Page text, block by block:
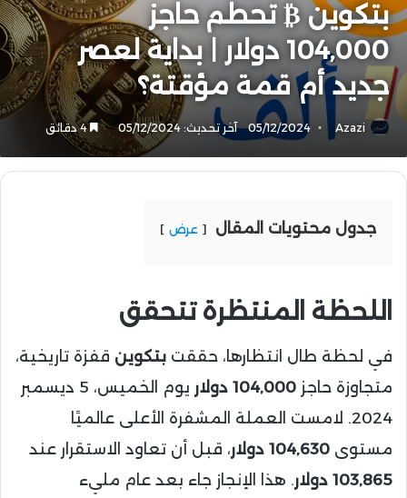
بتكوين ₿ تحطم حاجز
104,000 دولار | بداية لعصر
جديد أم قمة مؤقتة؟
Azazi
05/12/2024 آخر تحديث: 05/12/2024 4 دقائق
جدول محتويات المقال عرض
اللحظة المنتظرة تتحقق
في لحظة طال انتظارها، حققت بتكوين قفزة تاريخية،
متجاوزة حاجز 104,000 دولار
يوم الخميس، 5 ديسمبر
2024. لامست العملة المشفرة الأعلى عالميًا
مستوى 104,630 دولار
، قبل أن تعاود الاستقرار عند
103,865 دولار
. هذا الإنجاز جاء بعد عام مليء